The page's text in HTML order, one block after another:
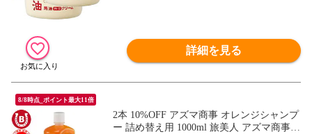
詳細を見る
8/8時点_ポイント最大11倍
2本 10%OFF アズマ商事 オレンジシャンプ
ー 詰め替え用 1000ml 旅美人 アズマ商事